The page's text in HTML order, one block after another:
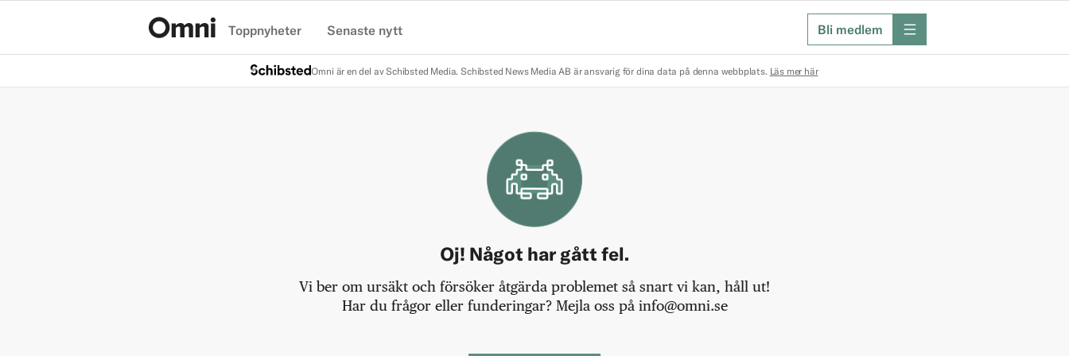
Toppnyheter Senaste nytt Bli medlem meny
Omni är en del av Schibsted Media. Schibsted News Media AB är ansvarig för dina data på denna webbplats. Läs mer här
Oj! Något har gått fel.
Vi ber om ursäkt och försöker åtgärda problemet så snart vi kan, håll ut!
Har du frågor eller funderingar? Mejla oss på info@omni.se